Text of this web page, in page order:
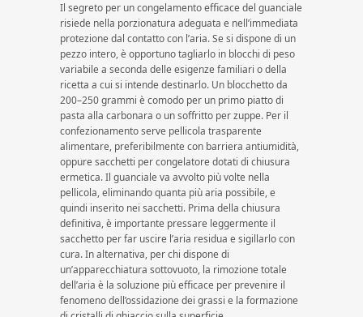
Il segreto per un congelamento efficace del guanciale
risiede nella porzionatura adeguata e nell’immediata
protezione dal contatto con l’aria. Se si dispone di un
pezzo intero, è opportuno tagliarlo in blocchi di peso
variabile a seconda delle esigenze familiari o della
ricetta a cui si intende destinarlo. Un blocchetto da
200–250 grammi è comodo per un primo piatto di
pasta alla carbonara o un soffritto per zuppe. Per il
confezionamento serve pellicola trasparente
alimentare, preferibilmente con barriera antiumidità,
oppure sacchetti per congelatore dotati di chiusura
ermetica. Il guanciale va avvolto più volte nella
pellicola, eliminando quanta più aria possibile, e
quindi inserito nei sacchetti. Prima della chiusura
definitiva, è importante pressare leggermente il
sacchetto per far uscire l’aria residua e sigillarlo con
cura. In alternativa, per chi dispone di
un’apparecchiatura sottovuoto, la rimozione totale
dell’aria è la soluzione più efficace per prevenire il
fenomeno dell’ossidazione dei grassi e la formazione